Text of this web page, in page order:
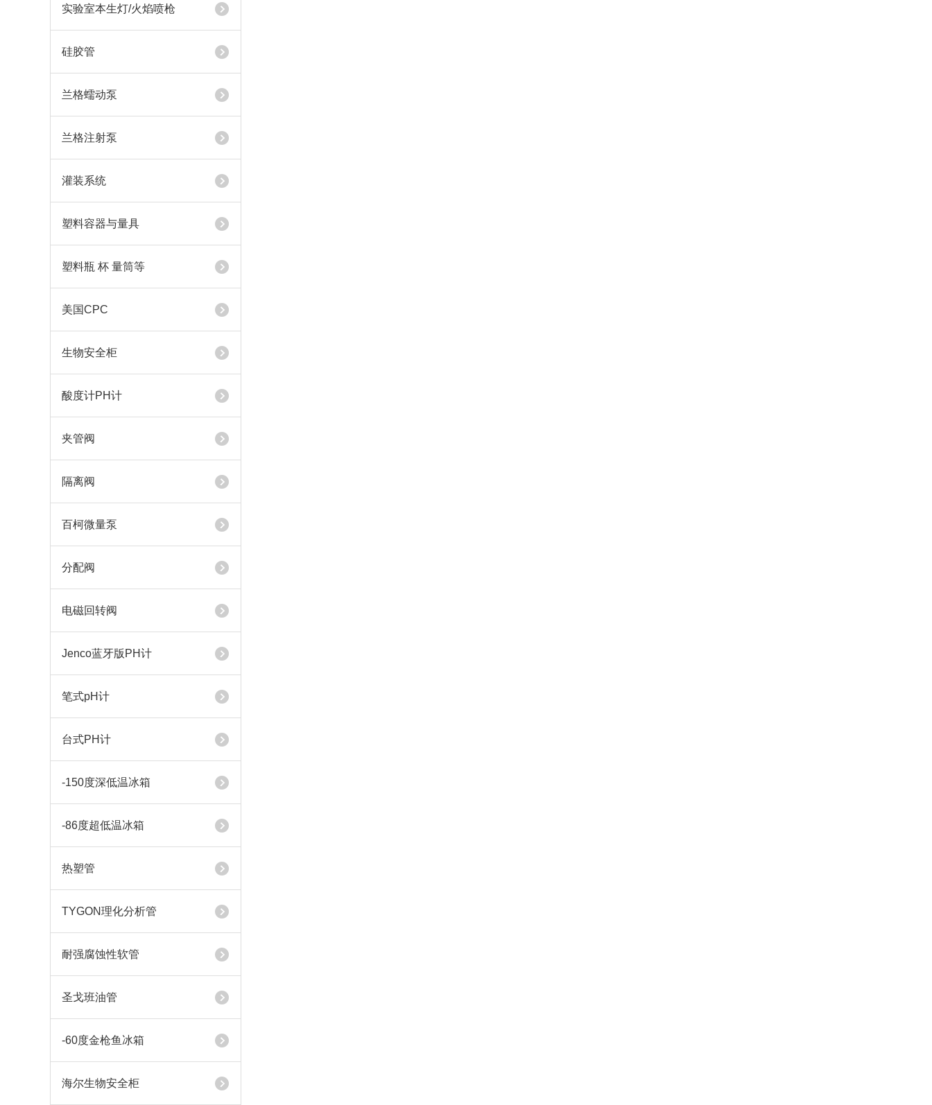
实验室本生灯/火焰喷枪
硅胶管
兰格蠕动泵
兰格注射泵
灌装系统
塑料容器与量具
塑料瓶 杯 量筒等
美国CPC
生物安全柜
酸度计PH计
夹管阀
隔离阀
百柯微量泵
分配阀
电磁回转阀
Jenco蓝牙版PH计
笔式pH计
台式PH计
-150度深低温冰箱
-86度超低温冰箱
热塑管
TYGON理化分析管
耐强腐蚀性软管
圣戈班油管
-60度金枪鱼冰箱
海尔生物安全柜